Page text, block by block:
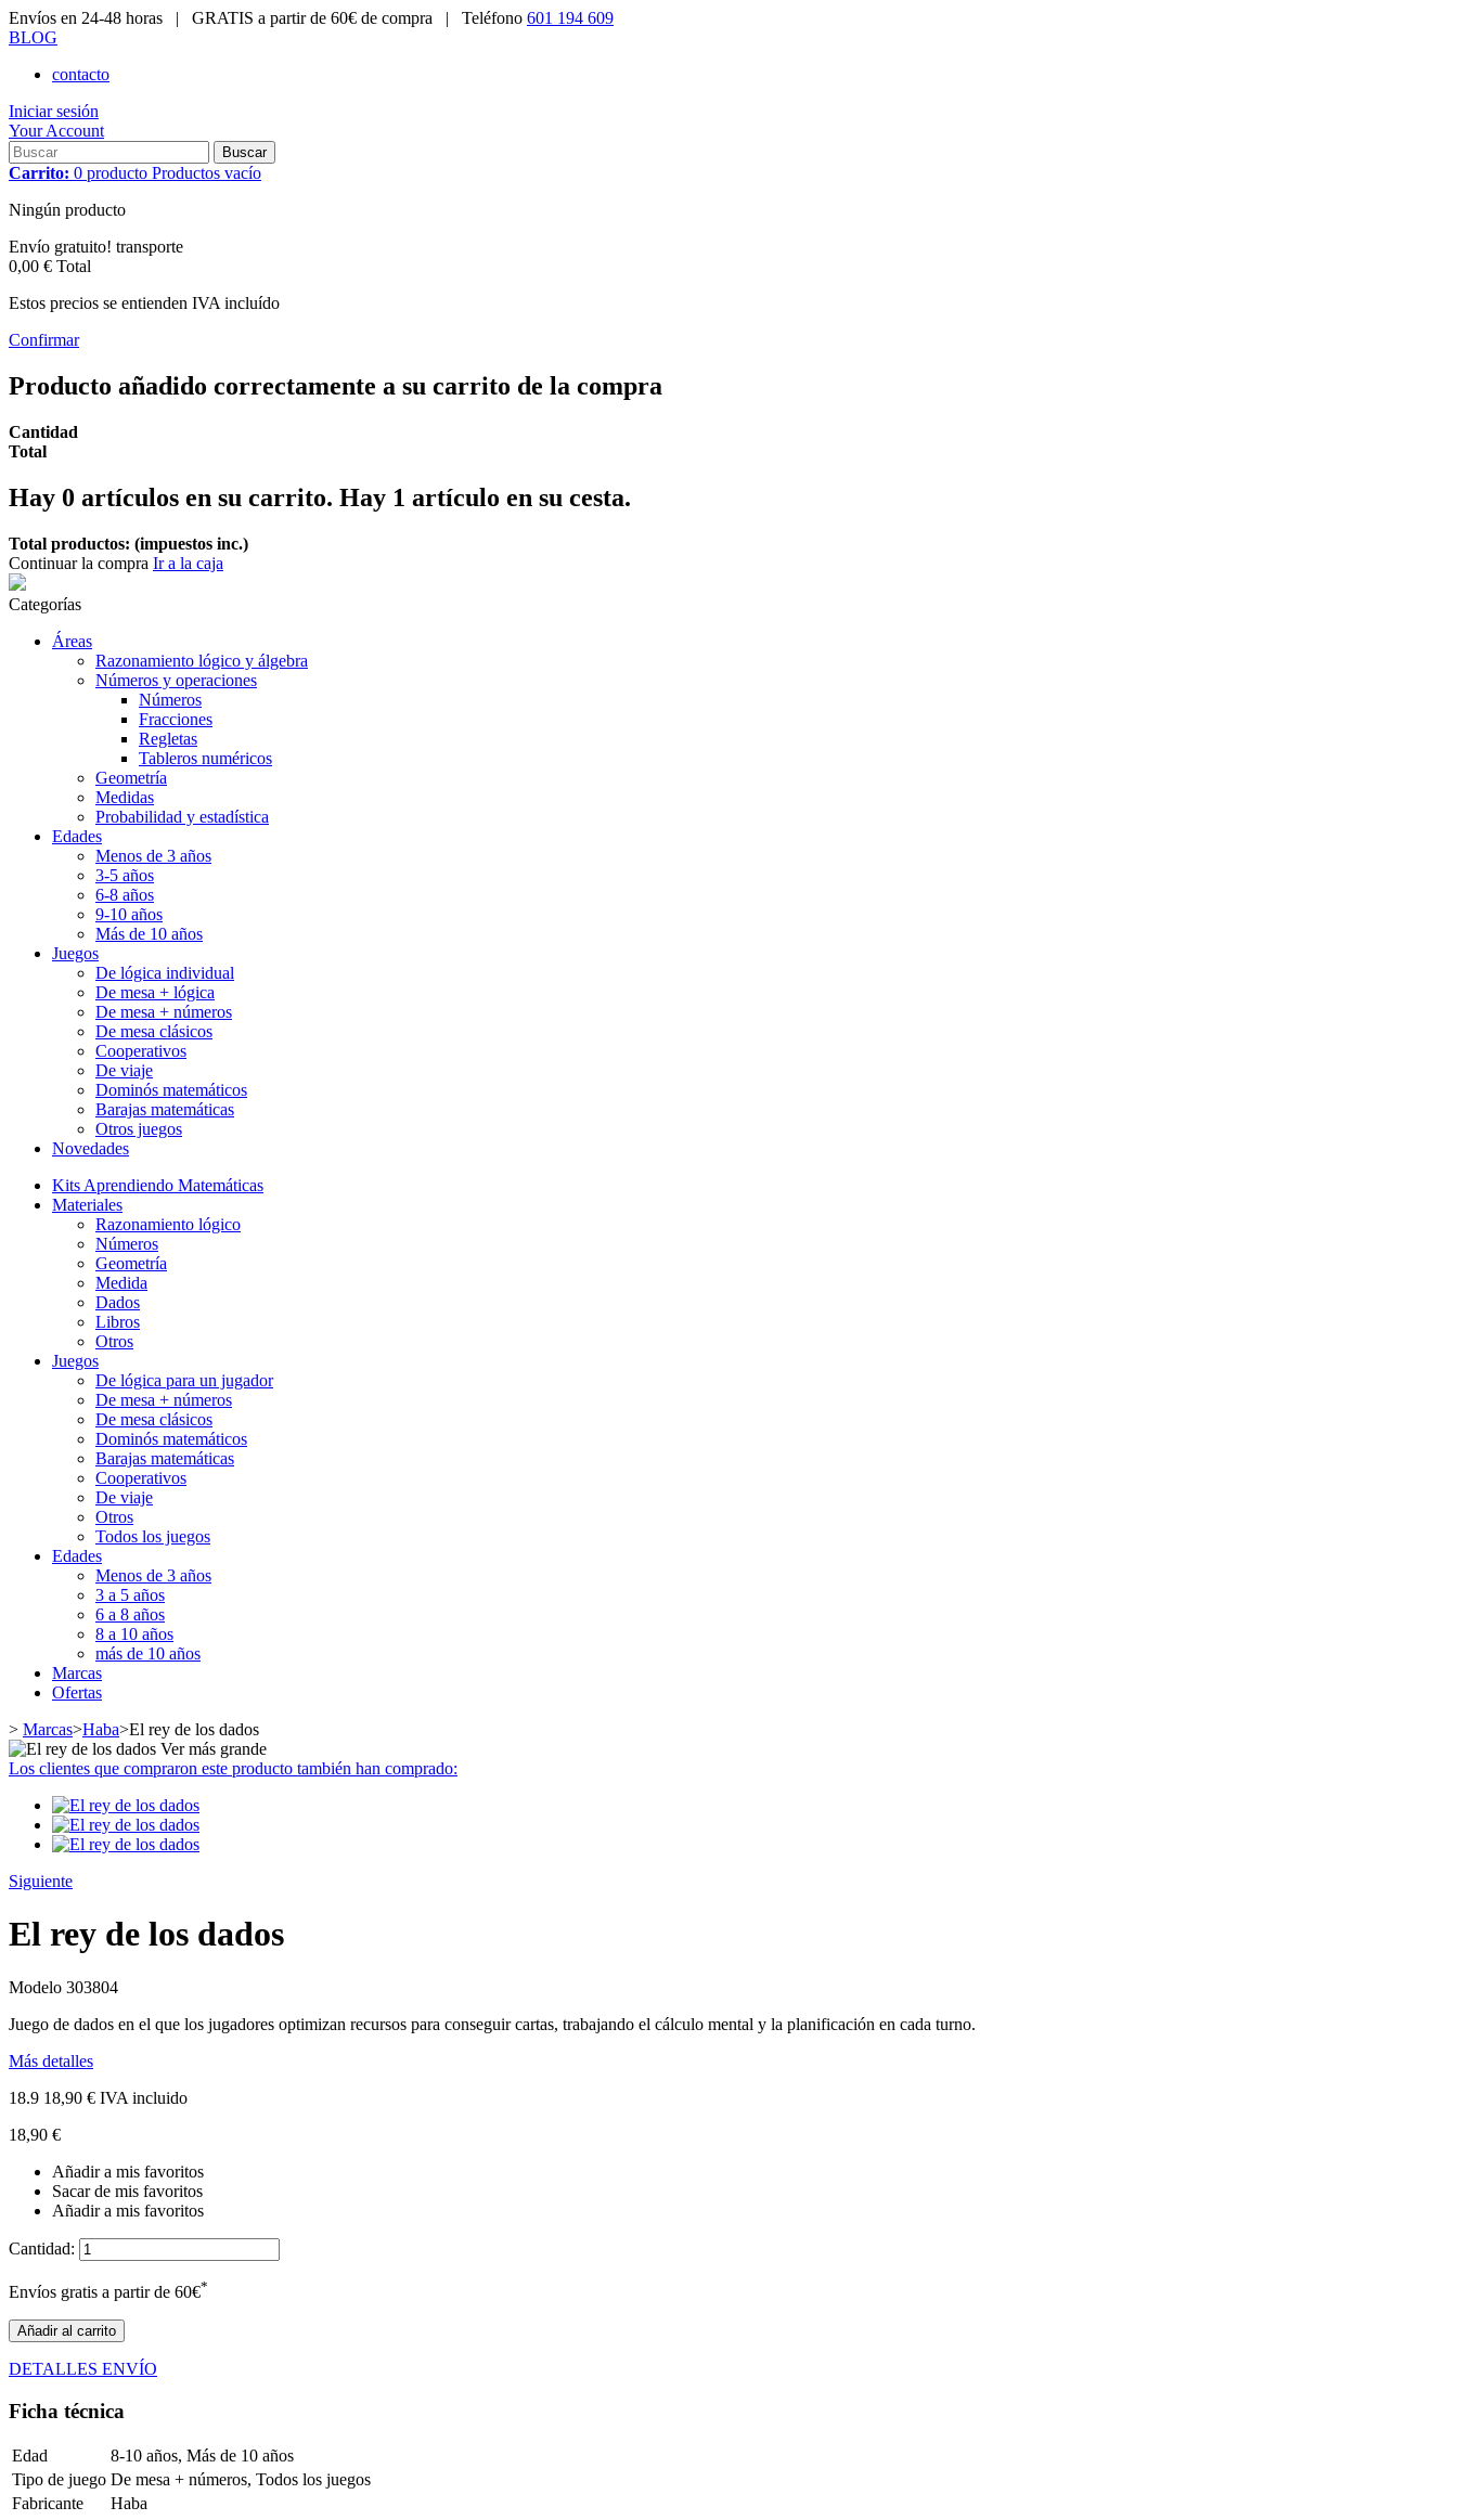
Envíos en 24-48 horas | GRATIS a partir de 60€ de compra | Teléfono 601 194 609
BLOG
contacto
Iniciar sesión
Your Account
Buscar
Carrito: 0 producto Productos vacío
Ningún producto
Envío gratuito! transporte
0,00 € Total
Estos precios se entienden IVA incluído
Confirmar
Producto añadido correctamente a su carrito de la compra
Cantidad
Total
Hay 0 artículos en su carrito. Hay 1 artículo en su cesta.
Total productos: (impuestos inc.)
Continuar la compra Ir a la caja
Categorías
Áreas
Razonamiento lógico y álgebra
Números y operaciones
Números
Fracciones
Regletas
Tableros numéricos
Geometría
Medidas
Probabilidad y estadística
Edades
Menos de 3 años
3-5 años
6-8 años
9-10 años
Más de 10 años
Juegos
De lógica individual
De mesa + lógica
De mesa + números
De mesa clásicos
Cooperativos
De viaje
Dominós matemáticos
Barajas matemáticas
Otros juegos
Novedades
Kits Aprendiendo Matemáticas
Materiales
Razonamiento lógico
Números
Geometría
Medida
Dados
Libros
Otros
Juegos
De lógica para un jugador
De mesa + números
De mesa clásicos
Dominós matemáticos
Barajas matemáticas
Cooperativos
De viaje
Otros
Todos los juegos
Edades
Menos de 3 años
3 a 5 años
6 a 8 años
8 a 10 años
más de 10 años
Marcas
Ofertas
> Marcas>Haba>El rey de los dados
Ver más grande
Los clientes que compraron este producto también han comprado:
Siguiente
El rey de los dados
Modelo 303804
Juego de dados en el que los jugadores optimizan recursos para conseguir cartas, trabajando el cálculo mental y la planificación en cada turno.
Más detalles
18.9 18,90 € IVA incluido
18,90 €
Añadir a mis favoritos
Sacar de mis favoritos
Añadir a mis favoritos
Cantidad:
Envíos gratis a partir de 60€*
Añadir al carrito
DETALLES ENVÍO
Ficha técnica
Edad
8-10 años, Más de 10 años
Tipo de juego De mesa + números, Todos los juegos
Fabricante
Haba